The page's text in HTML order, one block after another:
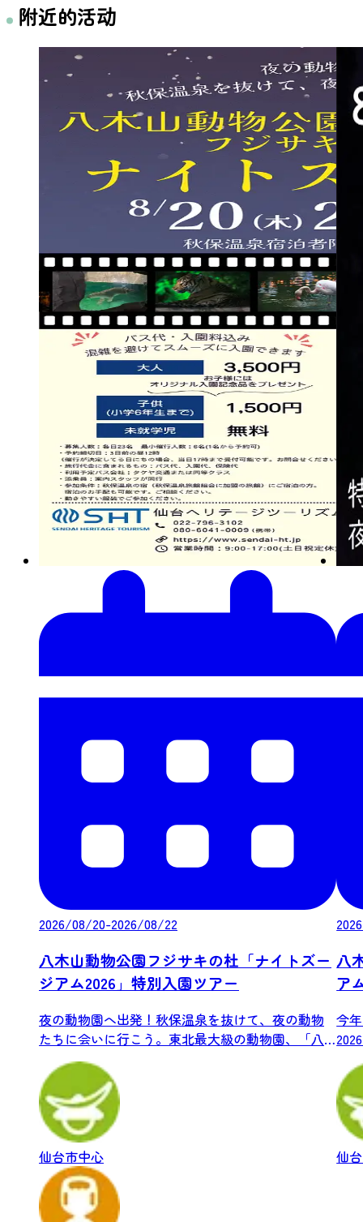
附近的活动
2026/08/20-2026/08/22
八木山動物公園フジサキの杜「ナイトズー
ジアム2026」特別入園ツアー
夜の動物園へ出発！秋保温泉を抜けて、夜の動物
たちに会いに行こう。東北最大級の動物園、「八
木山動...
仙台市中心
八
ア
今
内
仙